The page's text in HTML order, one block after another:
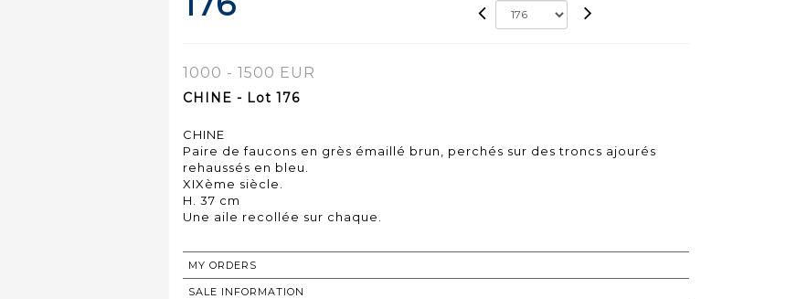
1000 - 1500 EUR
CHINE - Lot 176
CHINE
Paire de faucons en grès émaillé brun, perchés sur des troncs ajourés
rehaussés en bleu.
XIXème siècle.
H. 37 cm
Une aile recollée sur chaque.
MY ORDERS
SALE INFORMATION